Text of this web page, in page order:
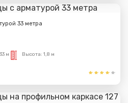
33 метра
33 м Высота: 1,8 м